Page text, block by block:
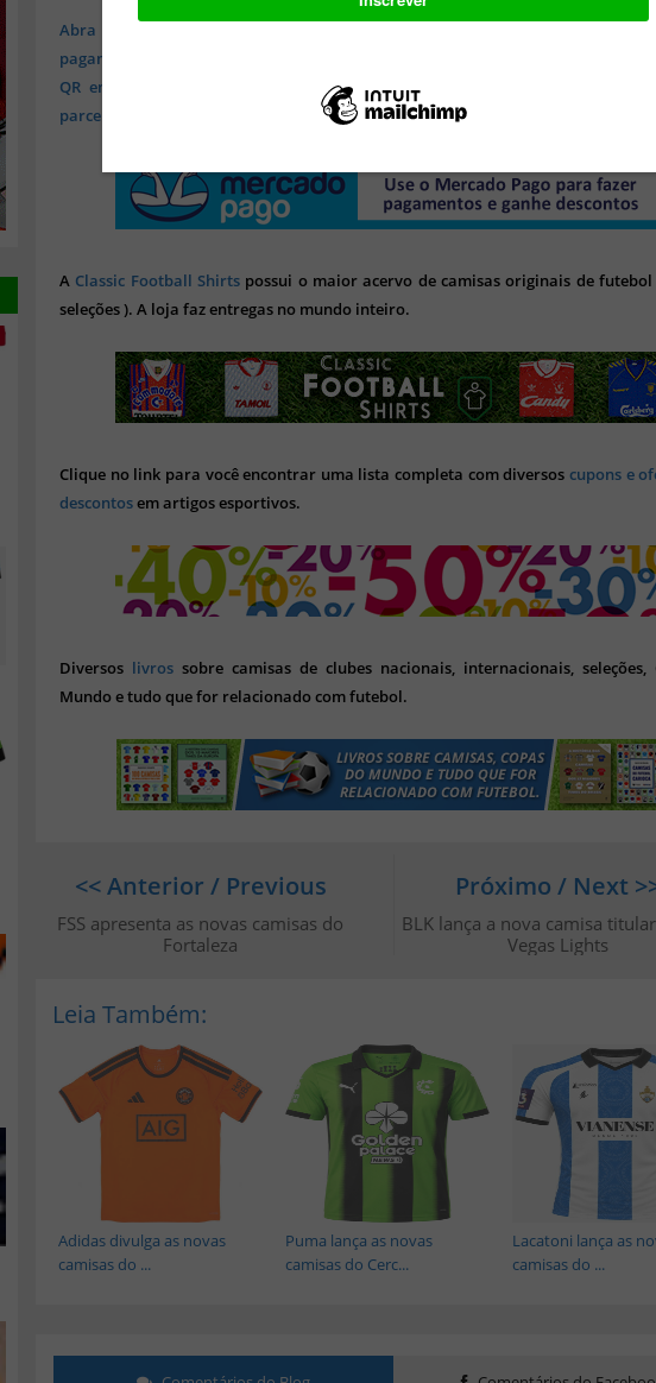
Abra sua conta digital 100% gratuita no Mercado Pago e ganhe R$ 10 no
pagamento para: Recarregar seu celular, Pagar suas contas de consumo, Pagar
QR em milhares de lugares. Multiplique suas economias, faça
parcelado e aproveite todos os benefícios!
A Classic Football Shirts possui o maior acervo de camisas originais de futebol
seleções ). A loja faz entregas no mundo inteiro.
Clique no link para você encontrar uma lista completa com diversoscupons e
descontosem artigos esportivos.
Diversos livros sobre camisas de clubes nacionais, internacionais, seleções,
Mundo e tudo que for relacionado com futebol.
Próximo / Next
BLK lança a nova camisa
Vegas Lights
<< Anterior / Previous
FSS apresenta as novas camisas do
Fortaleza
Leia Também:
Lacatoni lança as
camisas do ...
Puma lança as novas
camisas do Cerc...
Adidas divulga as novas
camisas do ...